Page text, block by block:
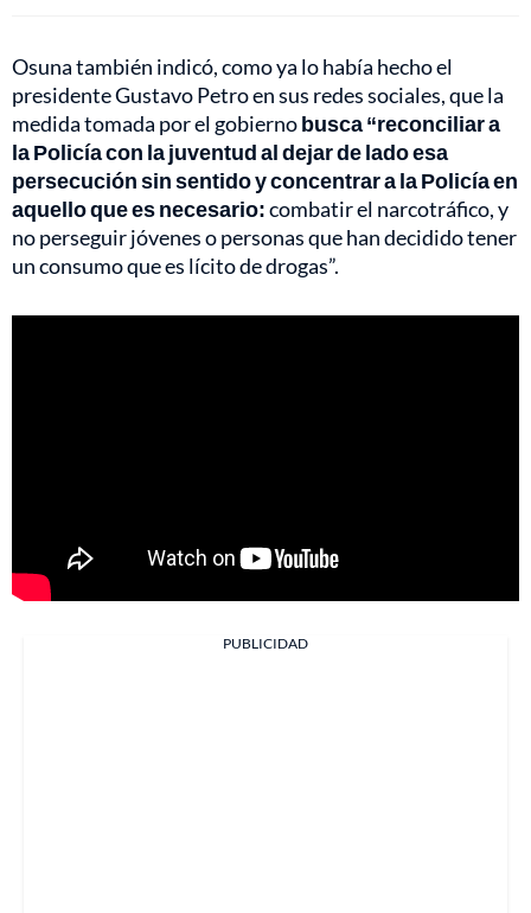
Osuna también indicó, como ya lo había hecho el
presidente Gustavo Petro en sus redes sociales, que la
medida tomada por el gobiernobusca “reconciliar a
la Policía con la juventud al dejar de lado esa
persecución sin sentido y concentrar a la Policía en
aquello que es necesario:combatir el narcotráfico, y
no perseguir jóvenes o personas que han decidido tener
un consumo que es lícito de drogas”.
PUBLICIDAD